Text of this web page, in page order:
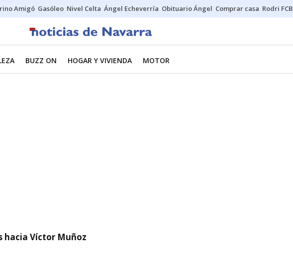
Amigó Gasóleo Nivel Celta Ángel Echeverría Obituario Ángel Comprar casa Rodri FCB
BUZZ ON HOGAR Y VIVIENDA MOTOR
hacia Víctor Muñoz